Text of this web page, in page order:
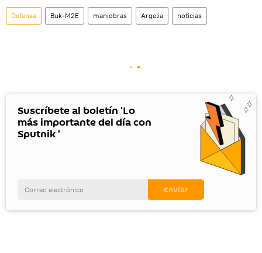
Defensa Buk-M2E maniobras Argelia noticias
Suscríbete al boletín 'Lo
más importante del día con
Sputnik '